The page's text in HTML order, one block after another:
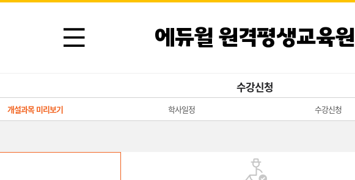
에듀윌 원격평생교육원
수강신청
개설과목 미리보기 학사일정 수강신청